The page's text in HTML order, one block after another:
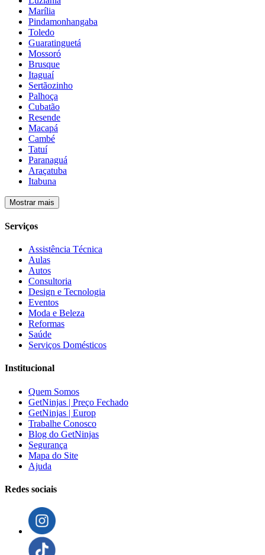
Marília
Pindamonhangaba
Toledo
Guaratinguetá
Mossoró
Brusque
Itaguaí
Sertãozinho
Palhoça
Cubatão
Resende
Macapá
Cambé
Tatuí
Paranaguá
Araçatuba
Itabuna
Mostrar mais
Serviços
Assistência Técnica
Aulas
Autos
Consultoria
Design e Tecnologia
Eventos
Moda e Beleza
Reformas
Saúde
Serviços Domésticos
Institucional
Quem Somos
GetNinjas | Preço Fechado
GetNinjas | Europ
Trabalhe Conosco
Blog do GetNinjas
Segurança
Mapa do Site
Ajuda
Redes sociais